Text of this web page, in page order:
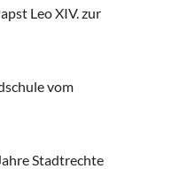
Leo XIV. zur
vom
Stadtrechte